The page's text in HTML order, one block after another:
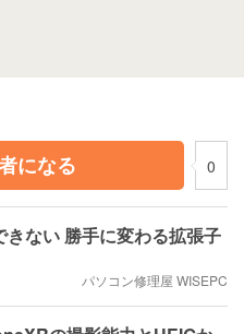
になる
0
きない 勝手に変わる拡張子
パソコン修理屋 WISEPC